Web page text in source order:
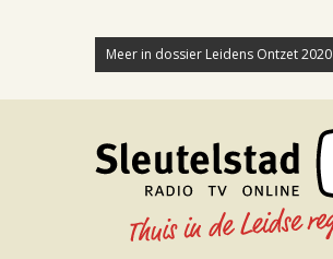
Meer in dossier Leidens Ontzet 2020